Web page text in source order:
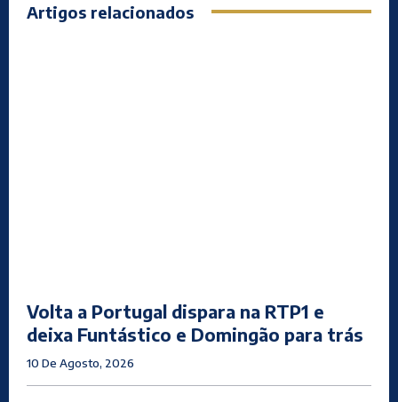
Artigos relacionados
Volta a Portugal dispara na RTP1 e
deixa Funtástico e Domingão para trás
10 De Agosto, 2026